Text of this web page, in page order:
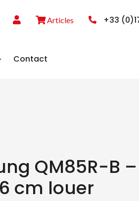
Articles +33
Contact
QM85R-B –
cm louer